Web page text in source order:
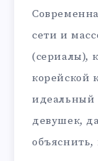
сети и
(сериалы),
корейской
идеальный
девушек,
объяснить,